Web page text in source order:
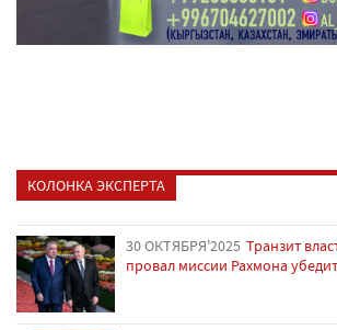
КОЛОНКА ЭКСПЕРТА
30 ОКТЯБРЯ'2025 Транзит
провал миссии Рахмона